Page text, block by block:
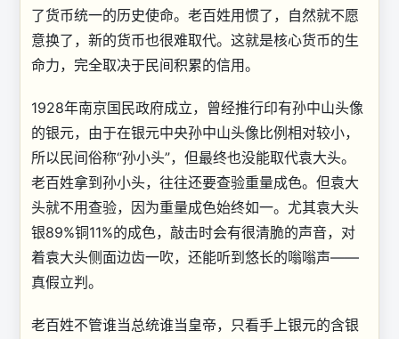
了货币统一的历史使命。老百姓用惯了，自然就不愿
意换了，新的货币也很难取代。这就是核心货币的生
命力，完全取决于民间积累的信用。
1928年南京国民政府成立，曾经推行印有孙中山头像
的银元，由于在银元中央孙中山头像比例相对较小，
所以民间俗称“孙小头”，但最终也没能取代袁大头。
老百姓拿到孙小头，往往还要查验重量成色。但袁大
头就不用查验，因为重量成色始终如一。尤其袁大头
银89%铜11%的成色，敲击时会有很清脆的声音，对
着袁大头侧面边齿一吹，还能听到悠长的嗡嗡声——
真假立判。
老百姓不管谁当总统谁当皇帝，只看手上银元的含银